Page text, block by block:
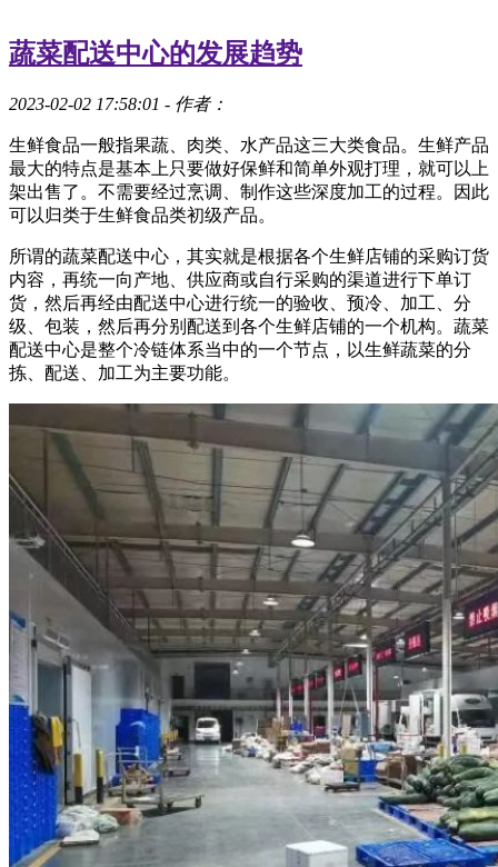
蔬菜配送中心的发展趋势
2023-02-02 17:58:01 - 作者：
生鲜食品一般指果蔬、肉类、水产品这三大类食品。生鲜产品
最大的特点是基本上只要做好保鲜和简单外观打理，就可以上
架出售了。不需要经过烹调、制作这些深度加工的过程。因此
可以归类于生鲜食品类初级产品。
所谓的蔬菜配送中心，其实就是根据各个生鲜店铺的采购订货
内容，再统一向产地、供应商或自行采购的渠道进行下单订
货，然后再经由配送中心进行统一的验收、预冷、加工、分
级、包装，然后再分别配送到各个生鲜店铺的一个机构。蔬菜
配送中心是整个冷链体系当中的一个节点，以生鲜蔬菜的分
拣、配送、加工为主要功能。